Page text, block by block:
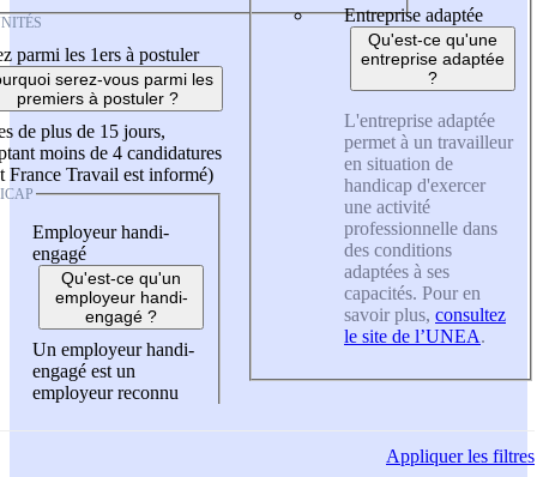
parmi les 1ers à postuler
serez-vous parmi les
premiers à postuler ?
de plus de 15 jours,
moins de 4 candidatures
France Travail est informé)
Employeur handi-
engagé
Qu'est-ce qu'un
employeur handi-
engagé ?
Un employeur handi-
engagé est un
employeur reconnu
Entreprise adaptée
Qu'est-ce qu'une
entreprise adaptée
?
L'entreprise adaptée
permet à un travailleur
en situation de
handicap d'exercer
une activité
professionnelle dans
des conditions
adaptées à ses
capacités. Pour en
savoir plus, consultez
le site de l’UNEA.
Appliquerles filtres